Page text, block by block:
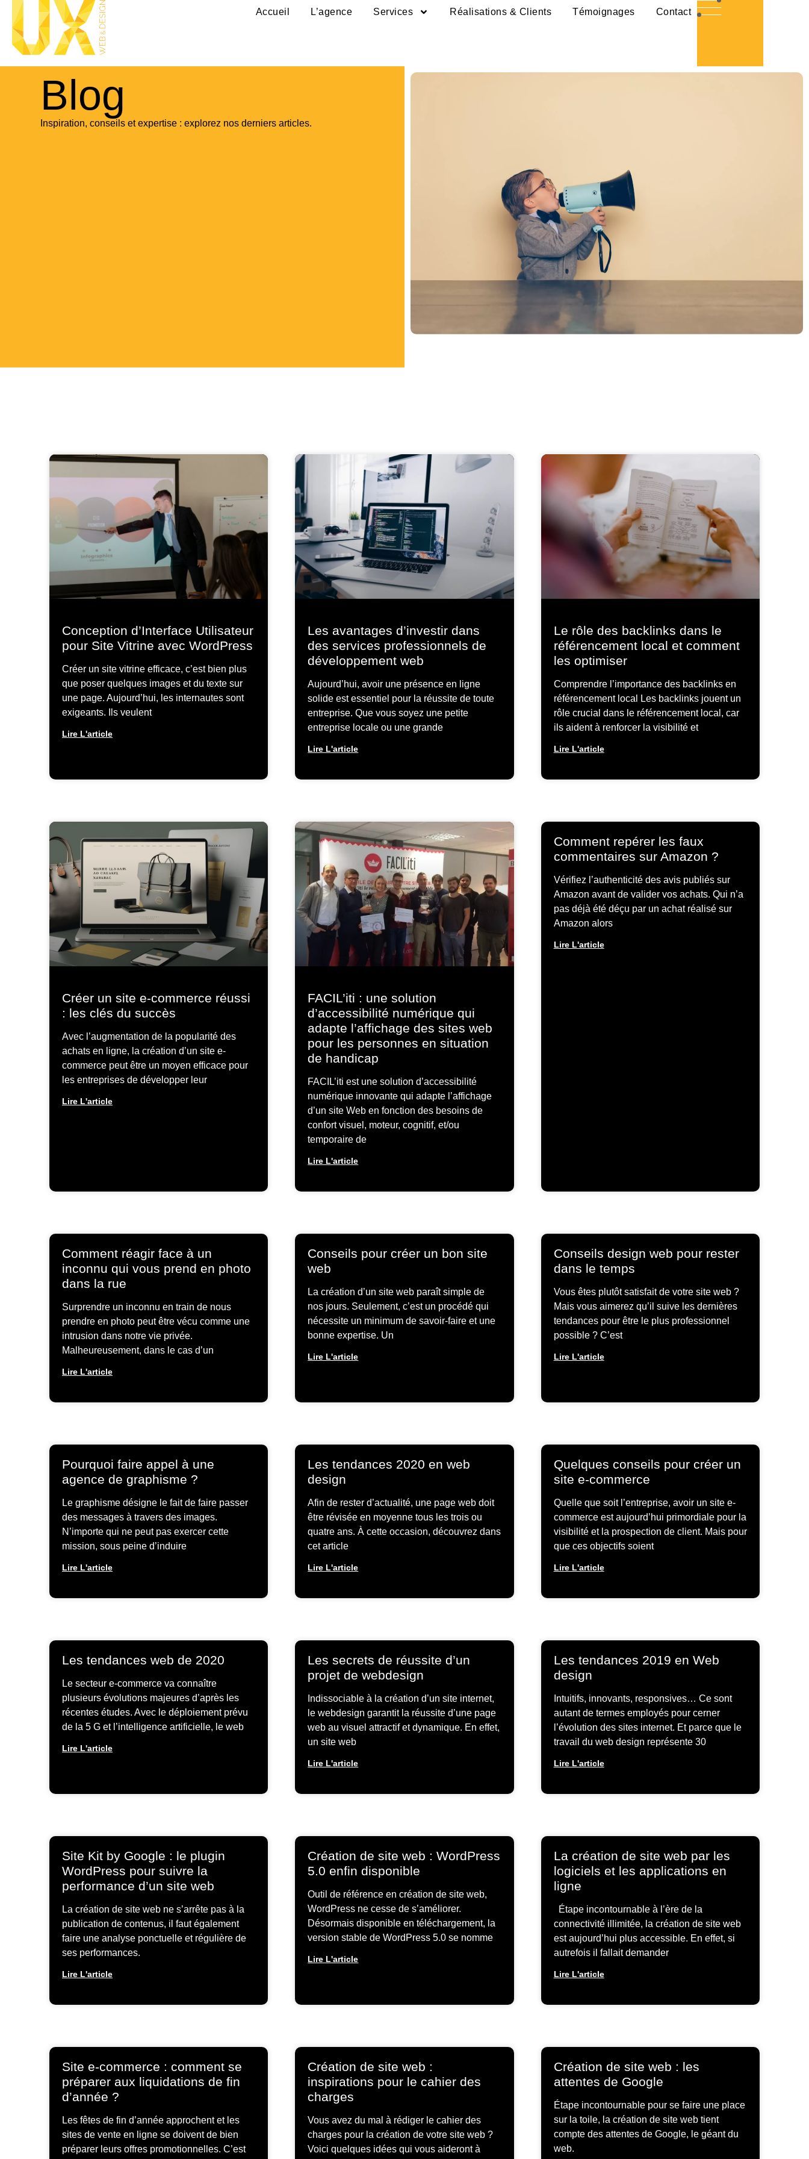
Accueil L’agence Services Réalisations & Clients Témoignages Contact
Blog
Inspiration, conseils et expertise : explorez nos derniers articles.
Conception d’Interface Utilisateur
pour Site Vitrine avec WordPress
Créer un site vitrine efficace, c’est bien plus
que poser quelques images et du texte sur
une page. Aujourd’hui, les internautes sont
exigeants. Ils veulent
Lire L'article
Les avantages d’investir dans
des services professionnels de
développement web
Aujourd’hui, avoir une présence en ligne
solide est essentiel pour la réussite de toute
entreprise. Que vous soyez une petite
entreprise locale ou une grande
Lire L'article
Le rôle des backlinks dans le
référencement local et comment
les optimiser
Comprendre l’importance des backlinks en
référencement local Les backlinks jouent un
rôle crucial dans le référencement local, car
ils aident à renforcer la visibilité et
Lire L'article
Créer un site e-commerce réussi
: les clés du succès
Avec l’augmentation de la popularité des
achats en ligne, la création d’un site e-
commerce peut être un moyen efficace pour
les entreprises de développer leur
Lire L'article
FACIL’iti : une solution
d’accessibilité numérique qui
adapte l’affichage des sites web
pour les personnes en situation
de handicap
FACIL’iti est une solution d’accessibilité
numérique innovante qui adapte l’affichage
d’un site Web en fonction des besoins de
confort visuel, moteur, cognitif, et/ou
temporaire de
Lire L'article
Comment repérer les faux
commentaires sur Amazon ?
Vérifiez l’authenticité des avis publiés sur
Amazon avant de valider vos achats. Qui n’a
pas déjà été déçu par un achat réalisé sur
Amazon alors
Lire L'article
Comment réagir face à un
inconnu qui vous prend en photo
dans la rue
Surprendre un inconnu en train de nous
prendre en photo peut être vécu comme une
intrusion dans notre vie privée.
Malheureusement, dans le cas d’un
Lire L'article
Conseils pour créer un bon site
web
La création d’un site web paraît simple de
nos jours. Seulement, c’est un procédé qui
nécessite un minimum de savoir-faire et une
bonne expertise. Un
Lire L'article
Conseils design web pour rester
dans le temps
Vous êtes plutôt satisfait de votre site web ?
Mais vous aimerez qu’il suive les dernières
tendances pour être le plus professionnel
possible ? C’est
Lire L'article
Pourquoi faire appel à une
agence de graphisme ?
Le graphisme désigne le fait de faire passer
des messages à travers des images.
N’importe qui ne peut pas exercer cette
mission, sous peine d’induire
Lire L'article
Les tendances 2020 en web
design
Afin de rester d’actualité, une page web doit
être révisée en moyenne tous les trois ou
quatre ans. À cette occasion, découvrez dans
cet article
Lire L'article
Quelques conseils pour créer un
site e-commerce
Quelle que soit l’entreprise, avoir un site e-
commerce est aujourd’hui primordiale pour la
visibilité et la prospection de client. Mais pour
que ces objectifs soient
Lire L'article
Les tendances web de 2020
Le secteur e-commerce va connaître
plusieurs évolutions majeures d’après les
récentes études. Avec le déploiement prévu
de la 5 G et l’intelligence artificielle, le web
Lire L'article
Les secrets de réussite d’un
projet de webdesign
Indissociable à la création d’un site internet,
le webdesign garantit la réussite d’une page
web au visuel attractif et dynamique. En effet,
un site web
Lire L'article
Les tendances 2019 en Web
design
Intuitifs, innovants, responsives… Ce sont
autant de termes employés pour cerner
l’évolution des sites internet. Et parce que le
travail du web design représente 30
Lire L'article
Site Kit by Google : le plugin
WordPress pour suivre la
performance d’un site web
La création de site web ne s’arrête pas à la
publication de contenus, il faut également
faire une analyse ponctuelle et régulière de
ses performances.
Lire L'article
Création de site web : WordPress
5.0 enfin disponible
Outil de référence en création de site web,
WordPress ne cesse de s’améliorer.
Désormais disponible en téléchargement, la
version stable de WordPress 5.0 se nomme
Lire L'article
La création de site web par les
logiciels et les applications en
ligne
Étape incontournable à l’ère de la
connectivité illimitée, la création de site web
est aujourd’hui plus accessible. En effet, si
autrefois il fallait demander
Lire L'article
Site e-commerce : comment se
préparer aux liquidations de fin
d’année ?
Les fêtes de fin d’année approchent et les
sites de vente en ligne se doivent de bien
préparer leurs offres promotionnelles. C’est
Création de site web :
inspirations pour le cahier des
charges
Vous avez du mal à rédiger le cahier des
charges pour la création de votre site web ?
Voici quelques idées qui vous aideront à
Création de site web : les
attentes de Google
Étape incontournable pour se faire une place
sur la toile, la création de site web tient
compte des attentes de Google, le géant du
web.